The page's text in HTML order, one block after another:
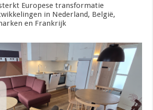
Europese transformatie
in Nederland, België,
en Frankrijk